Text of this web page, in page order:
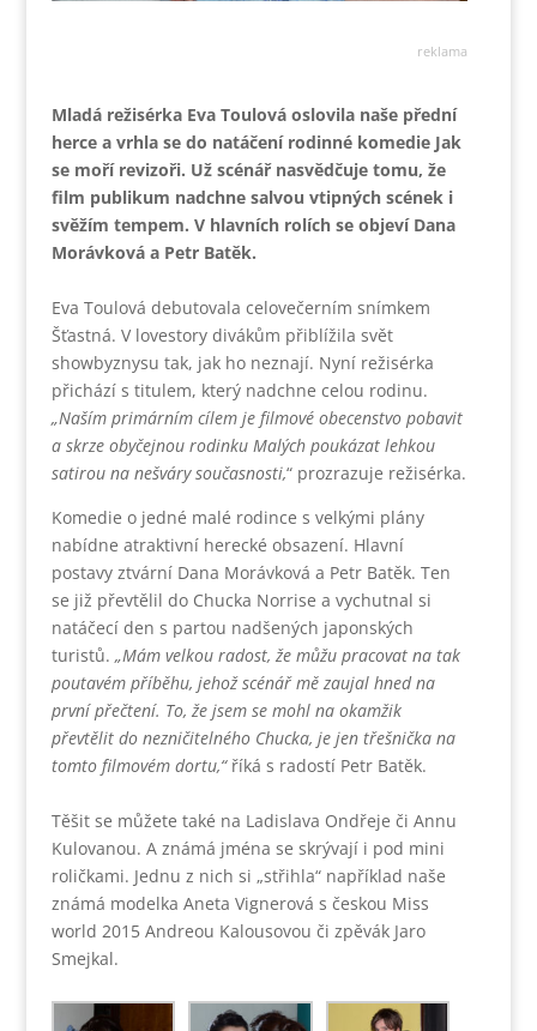
reklama
Mladá režisérka Eva Toulová oslovila naše přední
herce a vrhla se do natáčení rodinné komedie Jak
se moří revizoři. Už scénář nasvědčuje tomu, že
film publikum nadchne salvou vtipných scének i
svěžím tempem. V hlavních rolích se objeví Dana
Morávková a Petr Batěk.
Eva Toulová debutovala celovečerním snímkem
Šťastná. V lovestory divákům přiblížila svět
showbyznysu tak, jak ho neznají. Nyní režisérka
přichází s titulem, který nadchne celou rodinu.
„Naším primárním cílem je filmové obecenstvo pobavit
a skrze obyčejnou rodinku Malých poukázat lehkou
satirou na nešváry současnosti,“ prozrazuje režisérka.
Komedie o jedné malé rodince s velkými plány
nabídne atraktivní herecké obsazení. Hlavní
postavy ztvární Dana Morávková a Petr Batěk. Ten
se již převtělil do Chucka Norrise a vychutnal si
natáčecí den s partou nadšených japonských
turistů. „Mám velkou radost, že můžu pracovat na tak
poutavém příběhu, jehož scénář mě zaujal hned na
první přečtení. To, že jsem se mohl na okamžik
převtělit do nezničitelného Chucka, je jen třešnička na
tomto filmovém dortu,“ říká s radostí Petr Batěk.
Těšit se můžete také na Ladislava Ondřeje či Annu
Kulovanou. A známá jména se skrývají i pod mini
roličkami. Jednu z nich si „střihla“ například naše
známá modelka Aneta Vignerová s českou Miss
world 2015 Andreou Kalousovou či zpěvák Jaro
Smejkal.